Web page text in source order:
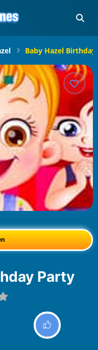
Baby Hazel
Party